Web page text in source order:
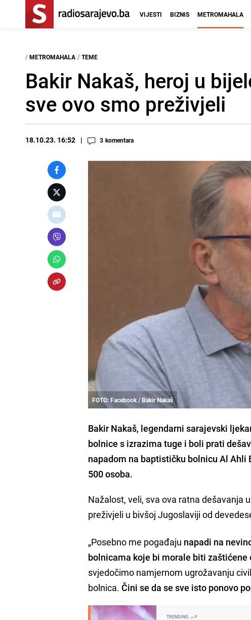
VIJESTI BIZNIS METROMAHALA
/ METROMAHALA / TEME
Bakir Nakaš, heroj u
sve ovo smo preživjeli
18.10.23. 16:52 3 komentara
FOTO: Facebook / Bakir Nakaš
Bakir Nakaš, legendarni sarajevski
bolnice s izrazima tuge i boli prati
napadom na baptističku bolnicu Al Ahli
500 osoba.
Nažalost, veli, sva ova ratna dešavanja
preživjeli u bivšoj Jugoslaviji od
„Posebno me pogađaju napadi na
bolnicama koje bi morale biti
svjedočimo namjernom ugrožavanju
bolnica.Čini se da se sve isto ponovo
TRENDING